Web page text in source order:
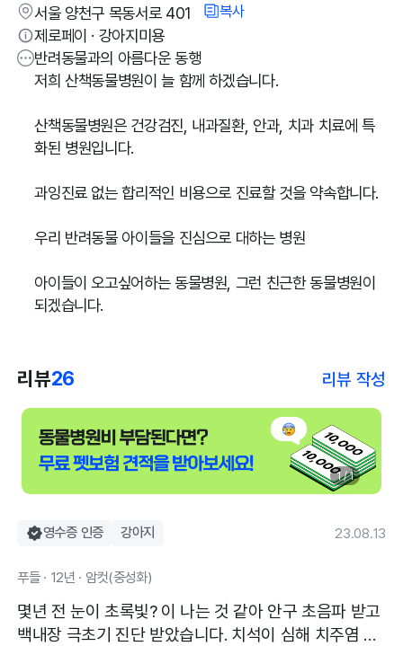
서울 양천구 목동서로 401
복사
제로페이 · 강아지미용
반려동물과의 아름다운 동행
저희 산책동물병원이 늘 함께 하겠습니다.
산책동물병원은 건강검진, 내과질환, 안과, 치과 치료에 특
화된 병원입니다.
과잉진료 없는 합리적인 비용으로 진료할 것을 약속합니다.
우리 반려동물 아이들을 진심으로 대하는 병원
아이들이 오고싶어하는 동물병원, 그런 친근한 동물병원이
되겠습니다.
리뷰26 리뷰 작성
1 / 1
영수증 인증 강아지 23.08.13
푸들 · 12년 · 암컷(중성화)
몇년 전 눈이 초록빛? 이 나는 것 같아 안구 초음파 받고
백내장 극초기 진단 받았습니다. 치석이 심해 치주염 진